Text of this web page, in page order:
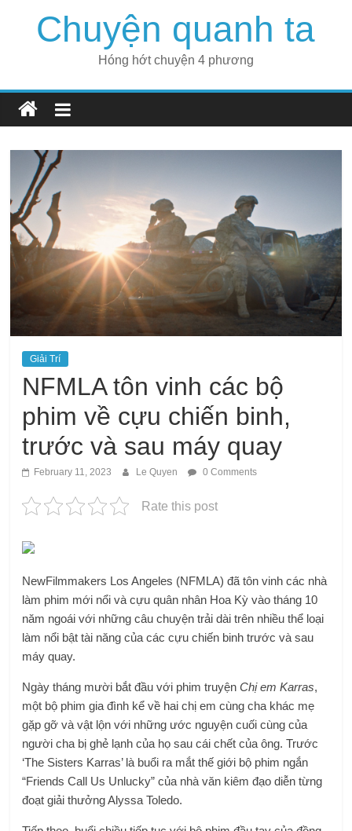
Chuyện quanh ta
Hóng hớt chuyện 4 phương
Giải Trí
NFMLA tôn vinh các bộ
phim về cựu chiến binh,
trước và sau máy quay
February 11, 2023 Le Quyen 0 Comments
Rate this post
NewFilmmakers Los Angeles (NFMLA) đã tôn vinh các nhà
làm phim mới nổi và cựu quân nhân Hoa Kỳ vào tháng 10
năm ngoái với những câu chuyện trải dài trên nhiều thể loại
làm nổi bật tài năng của các cựu chiến binh trước và sau
máy quay.
Ngày tháng mười bắt đầu với phim truyệnChị em Karras,
một bộ phim gia đình kể về hai chị em cùng cha khác mẹ
gặp gỡ và vật lộn với những ước nguyện cuối cùng của
người cha bị ghẻ lạnh của họ sau cái chết của ông. Trước
‘The Sisters Karras’ là buổi ra mắt thế giới bộ phim ngắn
“Friends Call Us Unlucky” của nhà văn kiêm đạo diễn từng
đoạt giải thưởng Alyssa Toledo.